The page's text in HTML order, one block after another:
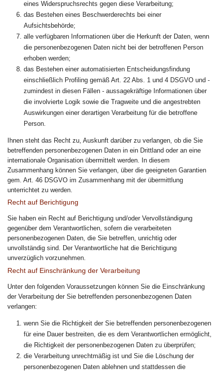
eines Widerspruchsrechts gegen diese Verarbeitung;
das Bestehen eines Beschwerderechts bei einer
Aufsichtsbehörde;
alle verfügbaren Informationen über die Herkunft der Daten, wenn
die personenbezogenen Daten nicht bei der betroffenen Person
erhoben werden;
das Bestehen einer automatisierten Entscheidungsfindung
einschließlich Profiling gemäß Art. 22 Abs. 1 und 4 DSGVO und -
zumindest in diesen Fällen - aussagekräftige Informationen über
die involvierte Logik sowie die Tragweite und die angestrebten
Auswirkungen einer derartigen Verarbeitung für die betroffene
Person.
Ihnen steht das Recht zu, Auskunft darüber zu verlangen, ob die Sie
betreffenden personenbezogenen Daten in ein Drittland oder an eine
internationale Organisation übermittelt werden. In diesem
Zusammenhang können Sie verlangen, über die geeigneten Garantien
gem. Art. 46 DSGVO im Zusammenhang mit der übermittlung
unterrichtet zu werden.
Recht auf Berichtigung
Sie haben ein Recht auf Berichtigung und/oder Vervollständigung
gegenüber dem Verantwortlichen, sofern die verarbeiteten
personenbezogenen Daten, die Sie betreffen, unrichtig oder
unvollständig sind. Der Verantwortliche hat die Berichtigung
unverzüglich vorzunehmen.
Recht auf Einschränkung der Verarbeitung
Unter den folgenden Voraussetzungen können Sie die Einschränkung
der Verarbeitung der Sie betreffenden personenbezogenen Daten
verlangen:
wenn Sie die Richtigkeit der Sie betreffenden personenbezogenen
für eine Dauer bestreiten, die es dem Verantwortlichen ermöglicht,
die Richtigkeit der personenbezogenen Daten zu überprüfen;
die Verarbeitung unrechtmäßig ist und Sie die Löschung der
personenbezogenen Daten ablehnen und stattdessen die